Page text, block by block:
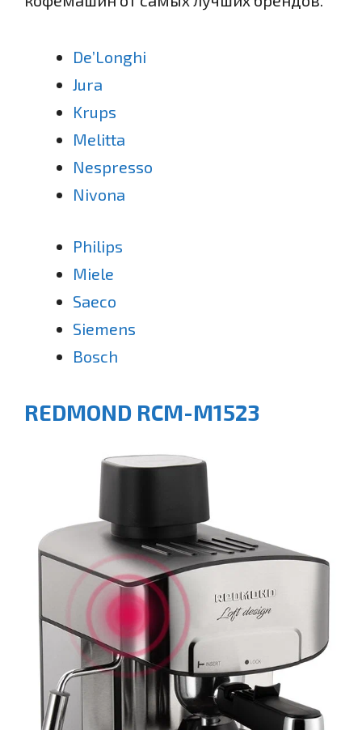
De’Longhi
Jura
Krups
Melitta
Nespresso
Nivona
Philips
Miele
Saeco
Siemens
Bosch
REDMOND RCM-M1523